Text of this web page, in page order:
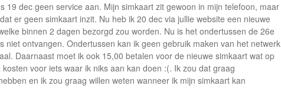
19 dec geen service aan. Mijn simkaart zit gewoon in mijn telefoon, maar
er geen simkaart inzit. Nu heb ik 20 dec via jullie website een nieuwe
binnen 2 dagen bezorgd zou worden. Nu is het ondertussen de 26e
niet ontvangen. Ondertussen kan ik geen gebruik maken van het netwerk
Daarnaast moet ik ook 15,00 betalen voor de nieuwe simkaart wat op
voor iets waar ik niks aan kan doen :(. Ik zou dat graag
en ik zou graag willen weten wanneer ik mijn simkaart kan